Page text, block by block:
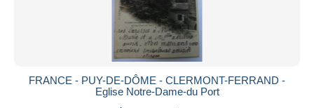
FRANCE - PUY-DE-DÔME - CLERMONT-FERRAND -
Eglise Notre-Dame-du Port